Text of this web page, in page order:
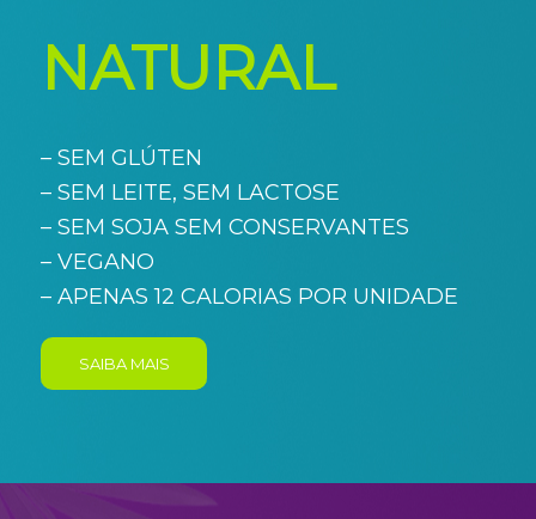
NATURAL
– SEM GLÚTEN
– SEM LEITE, SEM LACTOSE
– SEM SOJA SEM CONSERVANTES
– VEGANO
– APENAS 12 CALORIAS POR UNIDADE
SAIBA MAIS